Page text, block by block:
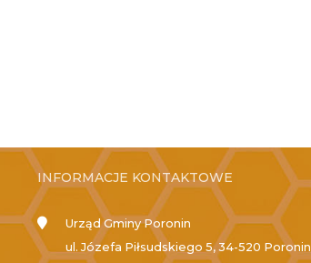
INFORMACJE KONTAKTOWE
Urząd Gminy Poronin
ul. Józefa Piłsudskiego 5, 34-520 Poronin